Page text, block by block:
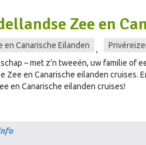
Zee en
Canarische Eilanden ,
– met z’n tweeën, uw familie of
en Canarische eilanden cruises.
en Canarische eilanden cruises!